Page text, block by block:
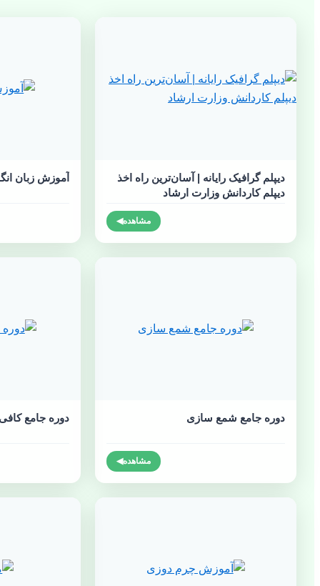
دیپلم گرافیک رایانه | آسان‌ترین راه اخذ
دیپلم کاردانش وزارت ارشاد
مشاهده◀
آموزش زبان
دوره جامع شمع سازی
مشاهده◀
دوره جامع